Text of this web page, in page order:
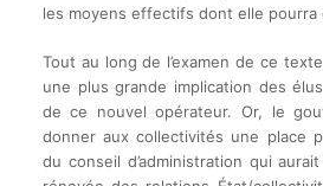
les moyens effectifs dont elle pourra
Tout au long de l’examen de ce
une plus grande implication des
de ce nouvel opérateur. Or, le
donner aux collectivités une place
du conseil d’administration qui